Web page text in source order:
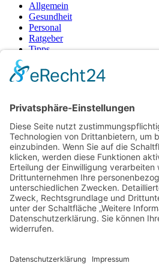
Allgemein
Gesundheit
Personal
Ratgeber
Tipps
Vertragsfragen
Finanzierungslücken entlarvt: So
Überraschungen bei
Wie Ihr Unternehmen mit
Betriebskosten spürbar senkt
Warum herkömmliche Methoden
und wo echte Hautstraffung
Wenn das Auto ausfällt: Wie
clever umgehen
© Copyright - Rund um die Arbeitswelt
Instagram